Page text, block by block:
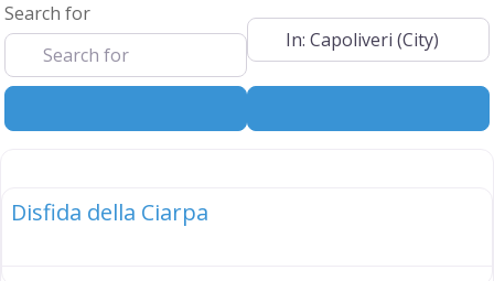
Search for
Near
Disfida della Ciarpa